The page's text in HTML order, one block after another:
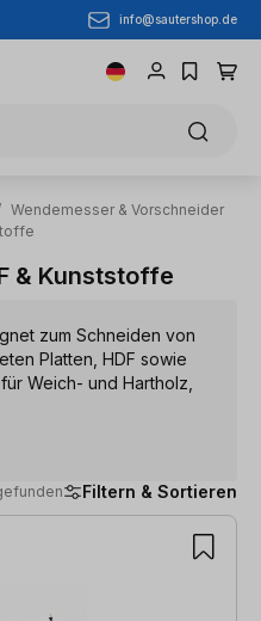
info@sautershop.de
Wendemesser & Vorschneider
& Kunststoffe
zum Schneiden von
Platten, HDF sowie
Weich- und Hartholz,
Filtern & Sortieren